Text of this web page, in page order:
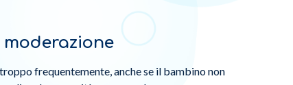
frequentemente, anche se il bambino non